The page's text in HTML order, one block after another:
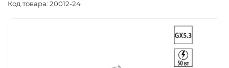
Код товара: 20012-24